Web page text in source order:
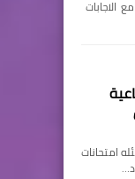
الاجابات
امتحانات